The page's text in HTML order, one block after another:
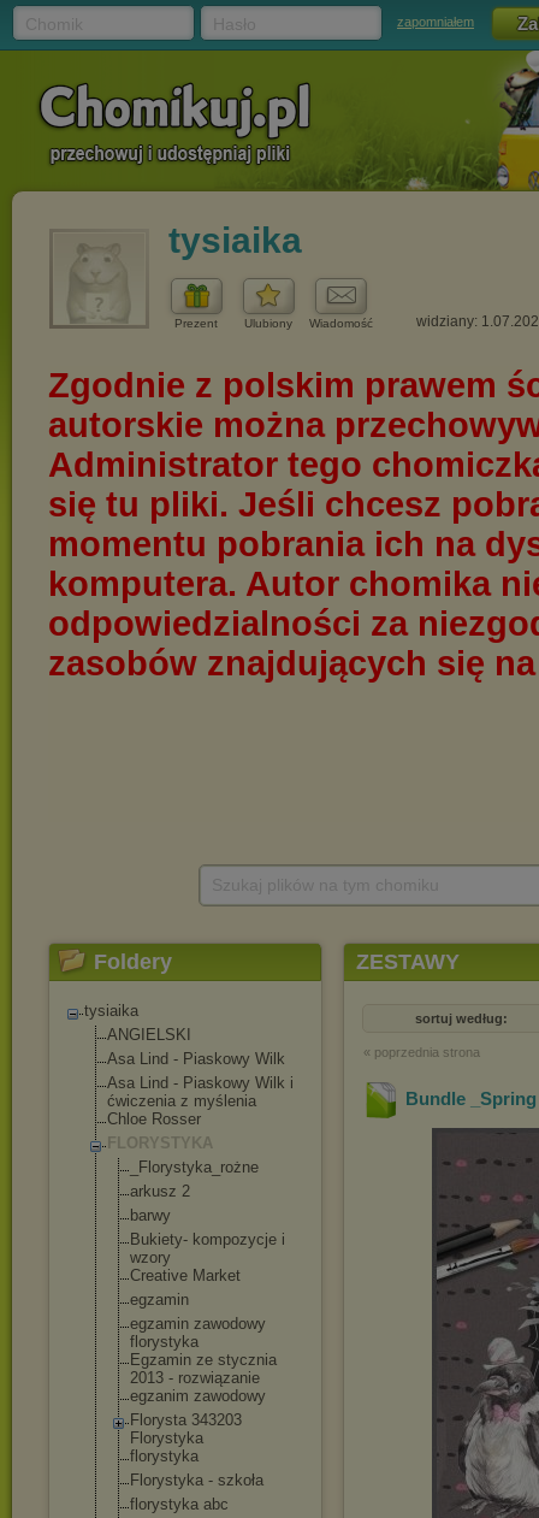
zapomniałem
tysiaika
Prezent Ulubiony Wiadomość widziany:
Foldery
tysiaika
ANGIELSKI
Asa Lind - Piaskowy Wilk
Asa Lind - Piaskowy Wilk i
ćwiczenia z myślenia
Chloe Rosser
FLORYSTYKA
_Florystyka_rożne
arkusz 2
barwy
Bukiety- kompozycje i
wzory
Creative Market
egzamin
egzamin zawodowy
florystyka
Egzamin ze stycznia
2013 - rozwiązanie
egzanim zawodowy
Florysta 343203
Florystyka
florystyka
Florystyka - szkoła
florystyka abc
ZESTAWY
sortuj według:
« poprzednia strona
Bundle